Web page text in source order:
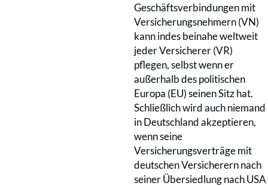
Geschäftsverbindungen mit
Versicherungsnehmern (VN)
kann indes beinahe weltweit
jeder Versicherer (VR)
pflegen, selbst wenn er
außerhalb des politischen
Europa (EU) seinen Sitz hat.
Schließlich wird auch niemand
in Deutschland akzeptieren,
wenn seine
Versicherungsverträge mit
deutschen Versicherern nach
seiner Übersiedlung nach USA